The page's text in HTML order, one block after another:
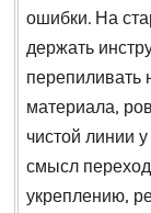
ошибки. На
держать
перепиливать
материала,
чистой линии
смысл
укреплению,